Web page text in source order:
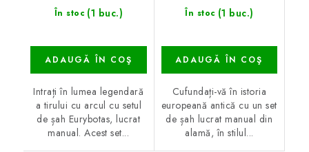
În stoc (1 buc.)
ADAUGĂ ÎN COŞ
Intrați în lumea legendară
a tirului cu arcul cu setul
de șah Eurybotas, lucrat
manual. Acest set...
În stoc (1 buc.)
ADAUGĂ ÎN COŞ
Cufundați-vă în istoria
europeană antică cu un set
de șah lucrat manual din
alamă, în stilul...